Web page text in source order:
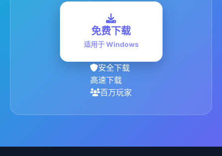
免费下载
适用于 Windows
安全下载
高速下载
百万玩家